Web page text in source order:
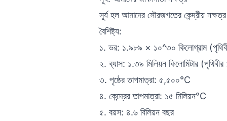
সূর্য হল আমাদের সৌরজগতের কেন্দ্রীয়
বৈশিষ্ট্য:
১. ভর: ১.৯৮৯ × ১০^৩০ কিলোগ্রাম
২. ব্যাস: ১.৩৯ মিলিয়ন কিলোমিটার
৩. পৃষ্ঠের তাপমাত্রা: ৫,৫০০°C
৪. কেন্দ্রের তাপমাত্রা: ১৫ মিলিয়ন°C
৫. বয়স: ৪.৬ বিলিয়ন বছর